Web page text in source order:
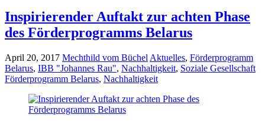
Inspirierender Auftakt zur achten Phase
des Förderprogramms Belarus
April 20, 2017 Mechthild vom Büchel Aktuelles, Förderprogramm
Belarus, IBB "Johannes Rau", Nachhaltigkeit, Soziale Gesellschaft
Förderprogramm Belarus, Nachhaltigkeit